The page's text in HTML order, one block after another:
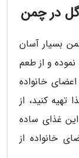
در چمن
بسیار آسان
و از طعم
خانواده
تهیه کنید، از
این غذای ساده
خانواده از